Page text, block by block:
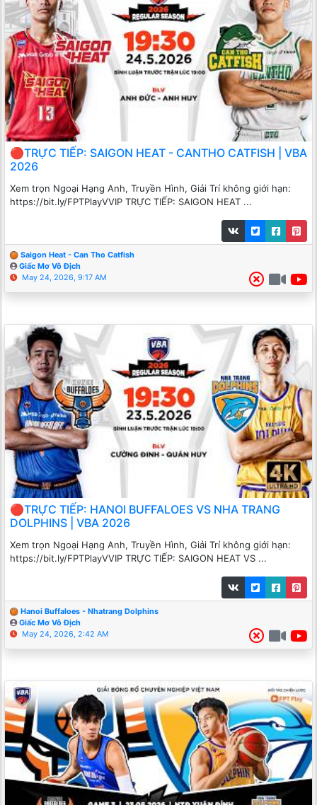
🔴TRỰC TIẾP: SAIGON HEAT - CANTHO CATFISH | VBA
2026
Xem trọn Ngoại Hạng Anh, Truyền Hình, Giải Trí không giới hạn:
https://bit.ly/FPTPlayVVIP TRỰC TIẾP: SAIGON HEAT ...
Saigon Heat - Can Tho Catfish
Giấc Mơ Vô Địch
May 24, 2026, 9:17 AM
🔴TRỰC TIẾP: HANOI BUFFALOES VS NHA TRANG
DOLPHINS | VBA 2026
Xem trọn Ngoại Hạng Anh, Truyền Hình, Giải Trí không giới hạn:
https://bit.ly/FPTPlayVVIP TRỰC TIẾP: SAIGON HEAT VS ...
Hanoi Buffaloes - Nhatrang Dolphins
Giấc Mơ Vô Địch
May 24, 2026, 2:42 AM